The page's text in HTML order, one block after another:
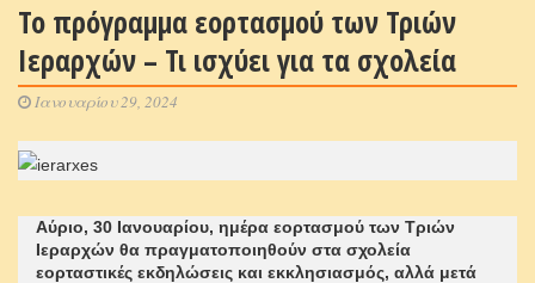
Το πρόγραμμα εορτασμού των Τριών
Ιεραρχών – Τι ισχύει για τα σχολεία
Ιανουαρίου 29, 2024
Αύριο, 30 Ιανουαρίου, ημέρα εορτασμού των Τριών
Ιεραρχών θα πραγματοποιηθούν στα σχολεία
εορταστικές εκδηλώσεις και εκκλησιασμός, αλλά μετά